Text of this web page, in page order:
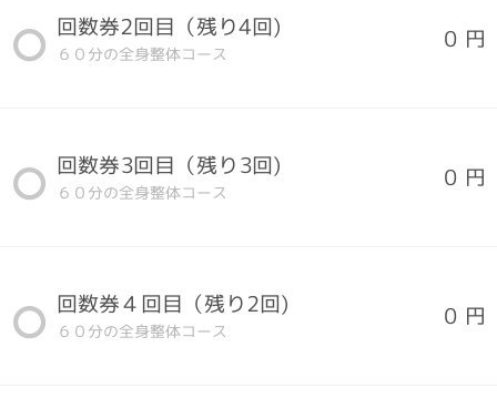
回数券2回目（残り4回)
６０分の全身整体コース
0 円
回数券3回目（残り3回)
６０分の全身整体コース
0 円
回数券４回目（残り2回)
６０分の全身整体コース
0 円